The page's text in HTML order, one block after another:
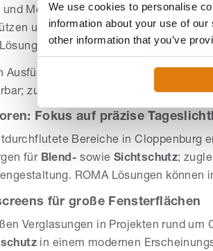
We use cookies to personalise
information about your use of
other information that you’ve
und Modernisierungsvorhaben in
und so zur Energieeinsparung
können in dieser Kategorie
Ausführung sind auch
zusätzlich erhöht eine komfortable
Fokus auf präzise
Bereiche in Cloppenburg
für Blend- sowie Sichtschutz;
ROMA Lösungen können
für große Fensterflächen
Verglasungen in Projekten rund um
in einem modernen